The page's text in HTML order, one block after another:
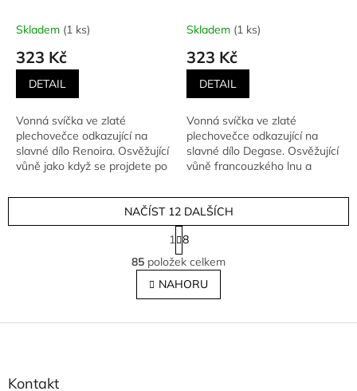
g
Skladem (1 ks)
323 Kč
DETAIL
Vonná svíčka ve zlaté
plechovečce odkazující na
slavné dílo Renoira. Osvěžující
vůně jako když se projdete po
99 g
Skladem (1 ks)
323 Kč
DETAIL
Vonná svíčka ve zlaté
plechovečce odkazující na
slavné dílo Degase. Osvěžující
vůně francouzkého lnu a
O
v
l
á
NAČÍST 12 DALŠÍCH
S
t
r
á
n
k
v
1 8
85 položek celkem
NAHORU
Z
Kontakt